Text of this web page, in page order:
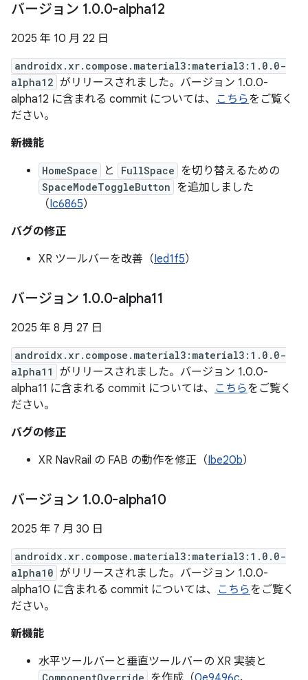
バージョン 1.0.0-alpha12
2025 年 10 月 22 日
androidx.xr.compose.material3:material3:1.0.0-
alpha12 がリリースされました。バージョン 1.0.0-
alpha12 に含まれる commit については、 こちらをご覧く
ださい。
新機能
HomeSpace と FullSpace を切り替えるための
SpaceModeToggleButton を追加しました
（Ic6865）
バグの修正
XR ツールバーを改善（Ied1f5）
バージョン 1.0.0-alpha11
2025 年 8 月 27 日
androidx.xr.compose.material3:material3:1.0.0-
alpha11
がリリースされました。バージョン 1.0.0-
alpha11 に含まれる commit については、 こちらをご覧く
ださい。
バグの修正
XR NavRail の FAB の動作を修正（Ibe20b）
バージョン 1.0.0-alpha10
2025 年 7 月 30 日
androidx.xr.compose.material3:material3:1.0.0-
alpha10 がリリースされました。バージョン 1.0.0-
alpha10 に含まれる commit については、 こちらをご覧く
ださい。
新機能
水平ツールバーと垂直ツールバーの XR 実装と